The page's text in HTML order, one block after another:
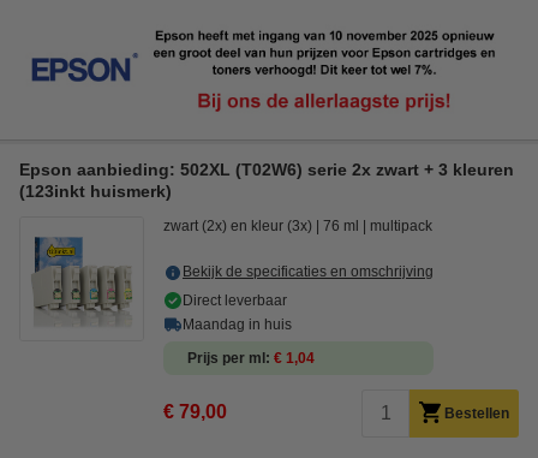
Epson aanbieding: 502XL (T02W6) serie 2x zwart + 3 kleuren
(123inkt huismerk)
zwart (2x) en kleur (3x) 76 ml multipack
Bekijk de specificaties en omschrijving
Direct leverbaar
Maandag in huis
Prijs per ml
€ 1,04
€ 79,00 Bestellen